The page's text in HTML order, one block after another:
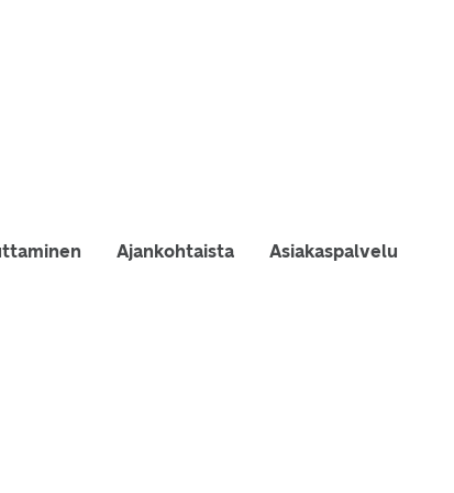
Ajankohtaista Asiakaspalvelu